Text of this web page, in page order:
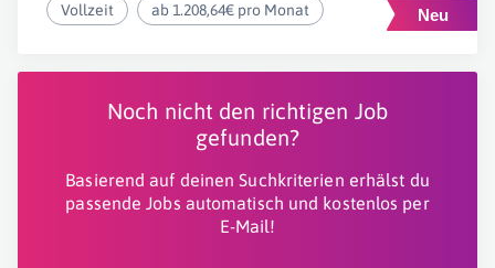
Vollzeit ab 1.208,64€ pro Monat
Noch nicht den richtigen Job
gefunden?
Basierend auf deinen Suchkriterien erhälst du
passende Jobs automatisch und kostenlos per
E-Mail!